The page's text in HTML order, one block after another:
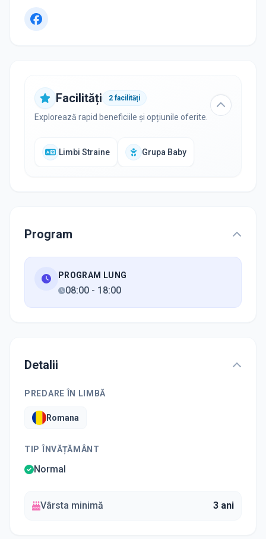
Facilități 2 facilități
Explorează rapid beneficiile și opțiunile oferite.
Limbi Straine Grupa Baby
Program
PROGRAM LUNG
08:00 - 18:00
Detalii
PREDARE ÎN LIMBĂ
Romana
TIP ÎNVĂȚĂMÂNT
Normal
Vârsta minimă 3 ani